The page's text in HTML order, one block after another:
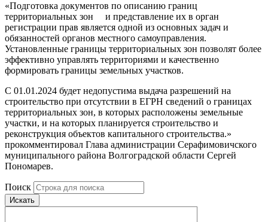
«Подготовка документов по описанию границ
территориальных зон и представление их в орган
регистрации прав является одной из основных задач и
обязанностей органов местного самоуправления.
Установленные границы территориальных зон позволят более
эффективно управлять территориями и качественно
формировать границы земельных участков.
С 01.01.2024 будет недопустима выдача разрешений на
строительство при отсутствии в ЕГРН сведений о границах
территориальных зон, в которых расположены земельные
участки, и на которых планируется строительство и
реконструкция объектов капитального строительства.»
прокомментировал Глава администрации Серафимовичского
муниципального района Волгоградской области Сергей
Пономарев.
Поиск
Искать